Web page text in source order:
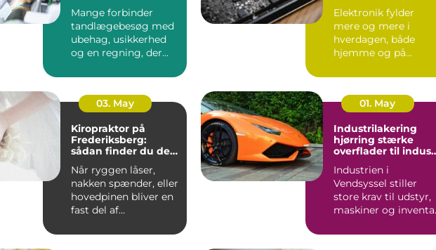
Mange forbinder
tandlægebesøg med
ubehag, usikkerhed
og en regning, der
budgettet. S...
Elektronik fylder
mere og mere i
hverdagen, både
hjemme og på
mobil, tv, wifi, o...
03. May
Kiropraktor på
Frederiksberg:
sådan finder du den
Når ryggen låser,
nakken spænder, eller
hovedpinen bliver en
fast del af
01. May
Industrilakering
hjørring stærke
overflader til
Industrien i
Vendsyssel stiller
store krav til udstyr,
maskiner og
stålkonstruktioner,...